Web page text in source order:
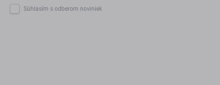
Súhlasím s odberom noviniek